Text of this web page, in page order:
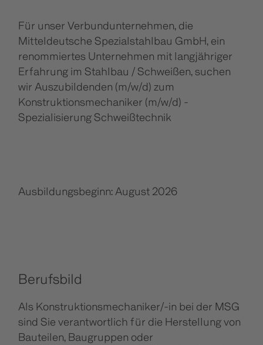
Für unser Verbundunternehmen, die
Mitteldeutsche Spezialstahlbau GmbH, ein
renommiertes Unternehmen mit langjähriger
Erfahrung im Stahlbau / Schweißen, suchen
wir Auszubildenden (m/w/d) zum
Konstruktionsmechaniker (m/w/d) -
Spezialisierung Schweißtechnik
Ausbildungsbeginn: August 2026
Berufsbild
Als Konstruktionsmechaniker/-in bei der MSG
sind Sie verantwortlich für die Herstellung von
Bauteilen, Baugruppen oder